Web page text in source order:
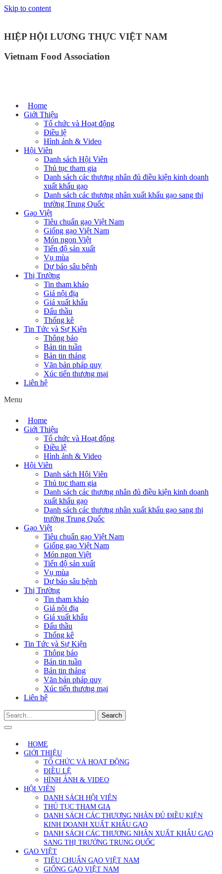
Skip to content
HIỆP HỘI LƯƠNG THỰC VIỆT NAM
Vietnam Food Association
Home
Giới Thiệu
Tổ chức và Hoạt động
Điều lệ
Hình ảnh & Video
Hội Viên
Danh sách Hội Viên
Thủ tục tham gia
Danh sách các thương nhân đủ điều kiện kinh doanh
xuất khẩu gạo
Danh sách các thương nhân xuất khẩu gạo sang thị
trường Trung Quốc
Gạo Việt
Tiêu chuẩn gạo Việt Nam
Giống gạo Việt Nam
Món ngon Việt
Tiến độ sản xuất
Vụ mùa
Dự báo sâu bệnh
Thị Trường
Tin tham khảo
Giá nội địa
Giá xuất khẩu
Đấu thầu
Thống kê
Tin Tức và Sự Kiện
Thông báo
Bản tin tuần
Bản tin tháng
Văn bản pháp quy
Xúc tiến thương mại
Liên hệ
Menu
Home
Giới Thiệu
Tổ chức và Hoạt động
Điều lệ
Hình ảnh & Video
Hội Viên
Danh sách Hội Viên
Thủ tục tham gia
Danh sách các thương nhân đủ điều kiện kinh doanh
xuất khẩu gạo
Danh sách các thương nhân xuất khẩu gạo sang thị
trường Trung Quốc
Gạo Việt
Tiêu chuẩn gạo Việt Nam
Giống gạo Việt Nam
Món ngon Việt
Tiến độ sản xuất
Vụ mùa
Dự báo sâu bệnh
Thị Trường
Tin tham khảo
Giá nội địa
Giá xuất khẩu
Đấu thầu
Thống kê
Tin Tức và Sự Kiện
Thông báo
Bản tin tuần
Bản tin tháng
Văn bản pháp quy
Xúc tiến thương mại
Liên hệ
Search
HOME
GIỚI THIỆU
TỔ CHỨC VÀ HOẠT ĐỘNG
ĐIỀU LỆ
HÌNH ẢNH & VIDEO
HỘI VIÊN
DANH SÁCH HỘI VIÊN
THỦ TỤC THAM GIA
DANH SÁCH CÁC THƯƠNG NHÂN ĐỦ ĐIỀU KIỆN
KINH DOANH XUẤT KHẨU GẠO
DANH SÁCH CÁC THƯƠNG NHÂN XUẤT KHẨU GẠO
SANG THỊ TRƯỜNG TRUNG QUỐC
GẠO VIỆT
TIÊU CHUẨN GẠO VIỆT NAM
GIỐNG GẠO VIỆT NAM